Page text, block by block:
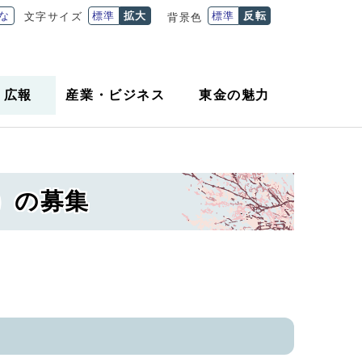
文字サイズ 標準 拡大 背景色 標準 反転
広報 産業 ・ ビジネス 東金の魅力
の募集